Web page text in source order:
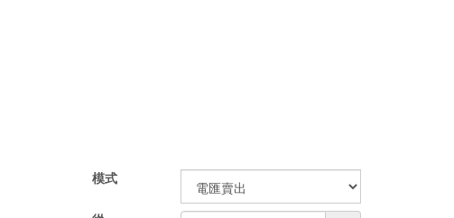
模式